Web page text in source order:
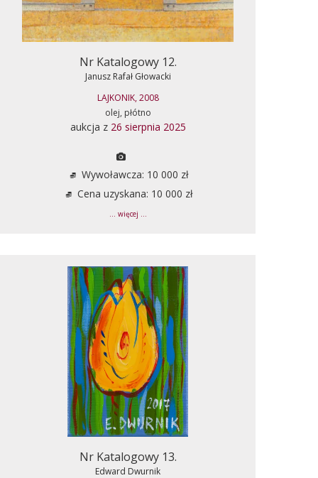
Nr Katalogowy 12.
Janusz Rafał Głowacki
LAJKONIK, 2008
olej, płótno
aukcja z 26 sierpnia 2025
Wywoławcza: 10 000 zł
Cena uzyskana: 10 000 zł
... więcej ...
Nr Katalogowy 13.
Edward Dwurnik